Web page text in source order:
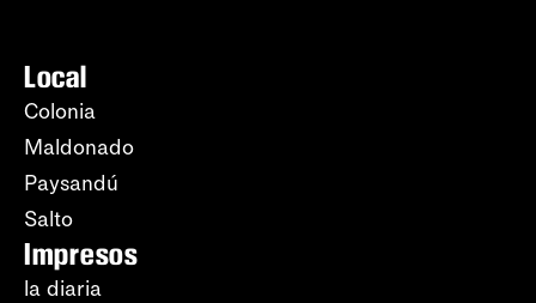
Local
Colonia
Maldonado
Paysandú
Salto
Impresos
la diaria